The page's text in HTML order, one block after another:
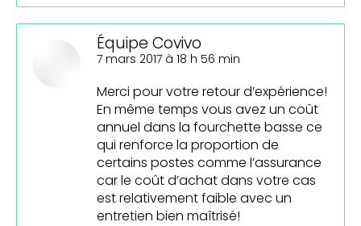
Équipe Covivo
dit
7 mars 2017 à 18 h 56 min
Merci pour votre retour d’expérience!
En même temps vous avez un coût
annuel dans la fourchette basse ce
qui renforce la proportion de
certains postes comme l’assurance
car le coût d’achat dans votre cas
est relativement faible avec un
entretien bien maîtrisé!